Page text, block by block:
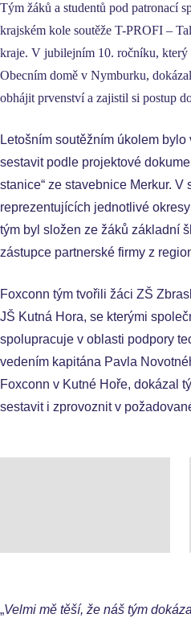
Tým žáků a studentů pod patronací
krajském kole soutěže T-PROFI –
kraje. V jubilejním 10. ročníku, který
Obecním domě v Nymburku,
obhájit prvenství a zajistil si postup
Letošním soutěžním úkolem
sestavit podle projektové
stanice“ ze stavebnice Merkur. V
reprezentujících jednotlivé
tým byl složen ze žáků základní
zástupce partnerské firmy z
Foxconn tým tvořili žáci ZŠ
JŠ Kutná Hora, se kterými
spolupracuje v oblasti podpory
vedením kapitána Pavla
Foxconn v Kutné Hoře, dokázal
sestavit i zprovoznit v
„Velmi mě těší, že náš tým